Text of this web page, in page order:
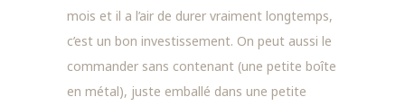
mois et il a l’air de durer vraiment longtemps,
c’est un bon investissement. On peut aussi le
commander sans contenant (une petite boîte
en métal), juste emballé dans une petite